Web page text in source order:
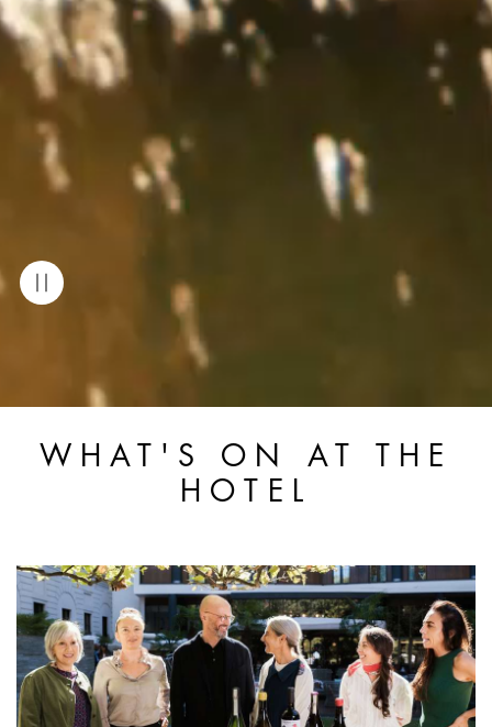
WHAT'S ON AT THE
HOTEL